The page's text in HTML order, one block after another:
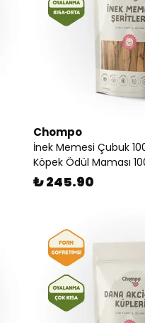
Chompo
İnek Memesi Çubuk
Köpek Ödül Maması
₺ 245.90